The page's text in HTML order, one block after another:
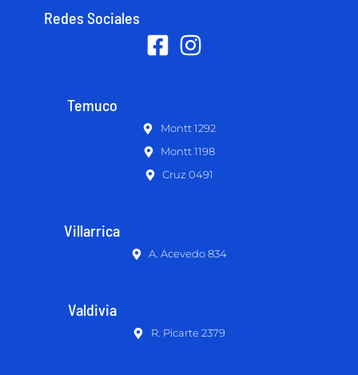
Redes Sociales
Temuco
Montt 1292
Montt 1198
Cruz 0491
Villarrica
A. Acevedo 834
Valdivia
R. Picarte 2379